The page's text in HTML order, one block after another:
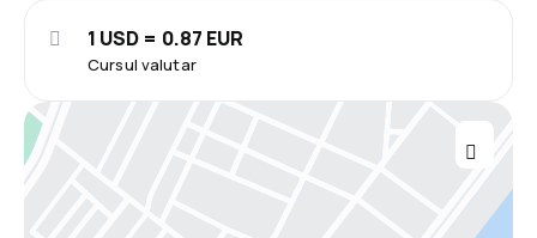
Cursul valutar
1 USD = 0.87 EUR